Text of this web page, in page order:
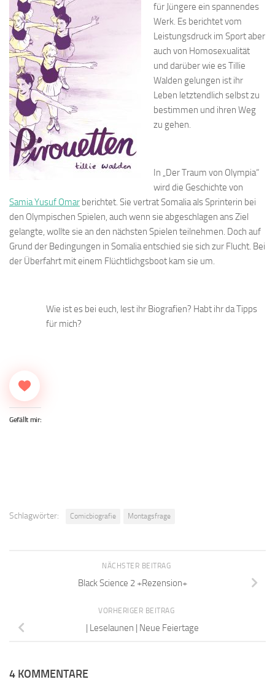
für Jüngere ein spannendes
Werk. Es berichtet vom
Leistungsdruck im Sport aber
auch von Homosexualität
und darüber wie es Tillie
Walden gelungen ist ihr
Leben letztendlich selbst zu
bestimmen und ihren Weg
zu gehen.
In „Der Traum von Olympia“
wird die Geschichte von
Samia Yusuf Omar berichtet. Sie vertrat Somalia als Sprinterin bei
den Olympischen Spielen, auch wenn sie abgeschlagen ans Ziel
gelangte, wollte sie an den nächsten Spielen teilnehmen. Doch auf
Grund der Bedingungen in Somalia entschied sie sich zur Flucht. Bei
der Überfahrt mit einem Flüchtlichgsboot kam sie um.
Wie ist es bei euch, lest ihr Biografien? Habt ihr da Tipps
für mich?
Gefällt mir:
Schlagwörter: Comicbiografie Montagsfrage
NÄCHSTER BEITRAG
Black Science 2 +Rezension+
VORHERIGER BEITRAG
| Leselaunen | Neue Feiertage
4 KOMMENTARE